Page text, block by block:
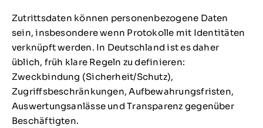
Zutrittsdaten können personenbezogene Daten
sein, insbesondere wenn Protokolle mit Identitäten
verknüpft werden. In Deutschland ist es daher
üblich, früh klare Regeln zu definieren:
Zweckbindung (Sicherheit/Schutz),
Zugriffsbeschränkungen, Aufbewahrungsfristen,
Auswertungsanlässe und Transparenz gegenüber
Beschäftigten.